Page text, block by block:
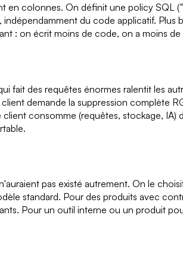
colonnes. On définit une policy SQL
du code applicatif.
: on écrit moins de code, on a moins
des requêtes énormes ralentit les
demande la suppression complète
consomme (requêtes, stockage,
pas existé autrement. On le
standard. Pour des produits avec
Pour un outil interne ou un produit